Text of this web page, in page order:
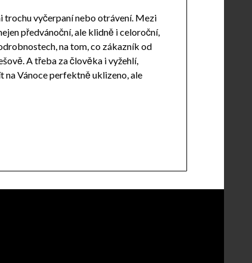
trochu vyčerpaní nebo otrávení. Mezi
předvánoční, ale klidně i celoroční,
na tom, co zákazník od
A třeba za člověka i vyžehlí,
na Vánoce perfektně uklizeno, ale